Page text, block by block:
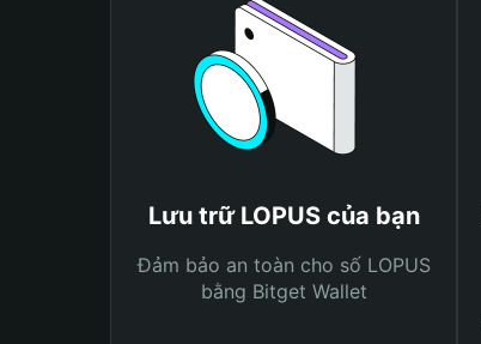
Lưu trữ LOPUS của bạn
Đảm bảo an toàn cho số LOPUS
bằng Bitget Wallet